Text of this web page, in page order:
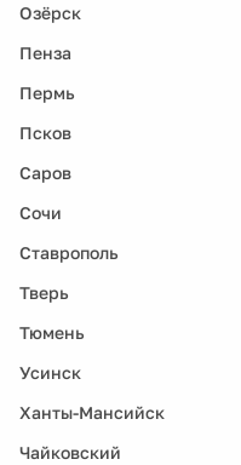
Озёрск
Пенза
Пермь
Псков
Саров
Сочи
Ставрополь
Тверь
Тюмень
Усинск
Ханты-Мансийск
Чайковский